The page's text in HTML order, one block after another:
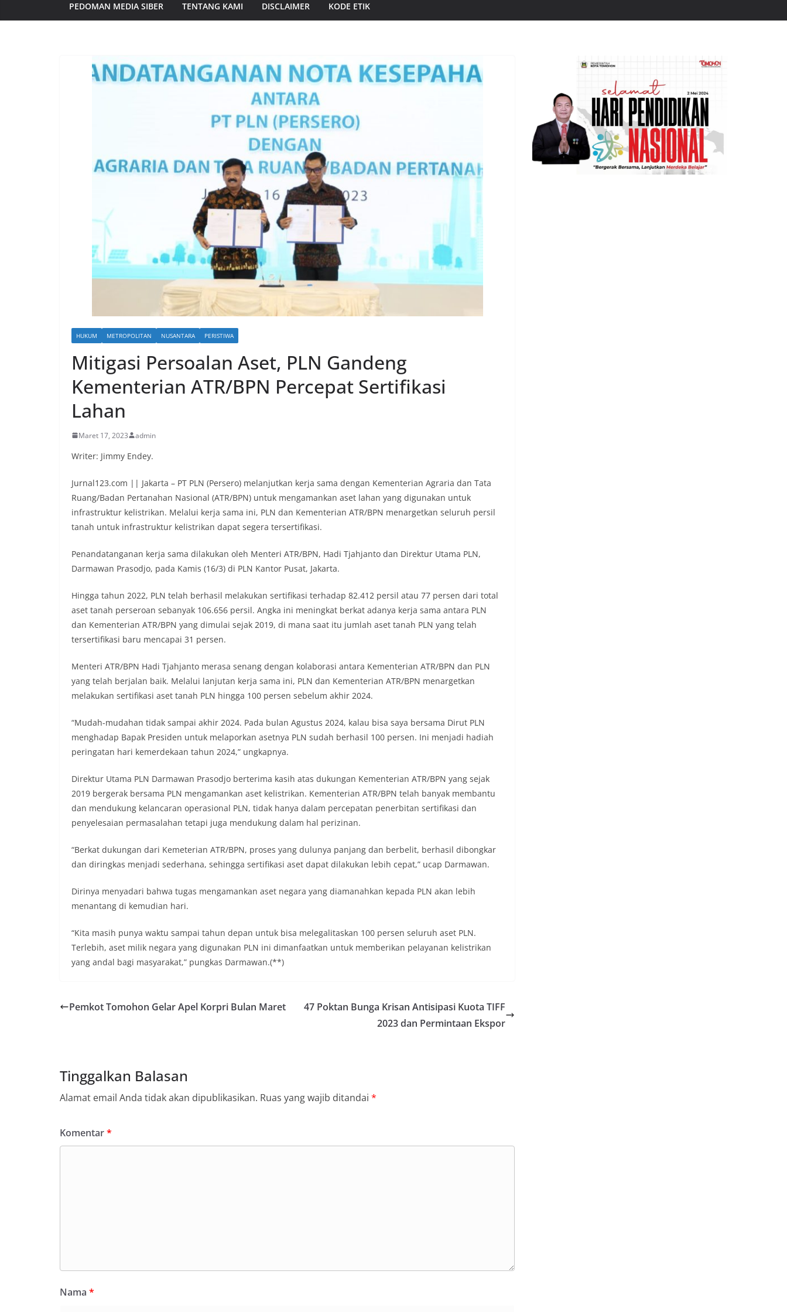
PEDOMAN MEDIA SIBER TENTANG KAMI DISCLAIMER KODE ETIK
HUKUM METROPOLITAN NUSANTARA PERISTIWA
Mitigasi Persoalan Aset, PLN Gandeng
Kementerian ATR/BPN Percepat Sertifikasi
Lahan
Maret 17, 2023 admin
Writer: Jimmy Endey.
Jurnal123.com || Jakarta – PT PLN (Persero) melanjutkan kerja sama dengan Kementerian Agraria dan Tata
Ruang/Badan Pertanahan Nasional (ATR/BPN) untuk mengamankan aset lahan yang digunakan untuk
infrastruktur kelistrikan. Melalui kerja sama ini, PLN dan Kementerian ATR/BPN menargetkan seluruh persil
tanah untuk infrastruktur kelistrikan dapat segera tersertifikasi.
Penandatanganan kerja sama dilakukan oleh Menteri ATR/BPN, Hadi Tjahjanto dan Direktur Utama PLN,
Darmawan Prasodjo, pada Kamis (16/3) di PLN Kantor Pusat, Jakarta.
Hingga tahun 2022, PLN telah berhasil melakukan sertifikasi terhadap 82.412 persil atau 77 persen dari total
aset tanah perseroan sebanyak 106.656 persil. Angka ini meningkat berkat adanya kerja sama antara PLN
dan Kementerian ATR/BPN yang dimulai sejak 2019, di mana saat itu jumlah aset tanah PLN yang telah
tersertifikasi baru mencapai 31 persen.
Menteri ATR/BPN Hadi Tjahjanto merasa senang dengan kolaborasi antara Kementerian ATR/BPN dan PLN
yang telah berjalan baik. Melalui lanjutan kerja sama ini, PLN dan Kementerian ATR/BPN menargetkan
melakukan sertifikasi aset tanah PLN hingga 100 persen sebelum akhir 2024.
“Mudah-mudahan tidak sampai akhir 2024. Pada bulan Agustus 2024, kalau bisa saya bersama Dirut PLN
menghadap Bapak Presiden untuk melaporkan asetnya PLN sudah berhasil 100 persen. Ini menjadi hadiah
peringatan hari kemerdekaan tahun 2024,” ungkapnya.
Direktur Utama PLN Darmawan Prasodjo berterima kasih atas dukungan Kementerian ATR/BPN yang sejak
2019 bergerak bersama PLN mengamankan aset kelistrikan. Kementerian ATR/BPN telah banyak membantu
dan mendukung kelancaran operasional PLN, tidak hanya dalam percepatan penerbitan sertifikasi dan
penyelesaian permasalahan tetapi juga mendukung dalam hal perizinan.
“Berkat dukungan dari Kemeterian ATR/BPN, proses yang dulunya panjang dan berbelit, berhasil dibongkar
dan diringkas menjadi sederhana, sehingga sertifikasi aset dapat dilakukan lebih cepat,” ucap Darmawan.
Dirinya menyadari bahwa tugas mengamankan aset negara yang diamanahkan kepada PLN akan lebih
menantang di kemudian hari.
“Kita masih punya waktu sampai tahun depan untuk bisa melegalitaskan 100 persen seluruh aset PLN.
Terlebih, aset milik negara yang digunakan PLN ini dimanfaatkan untuk memberikan pelayanan kelistrikan
yang andal bagi masyarakat,” pungkas Darmawan.(**)
Pemkot Tomohon Gelar Apel Korpri Bulan Maret
47 Poktan Bunga Krisan Antisipasi Kuota TIFF
2023 dan Permintaan Ekspor
Tinggalkan Balasan
Alamat email Anda tidak akan dipublikasikan. Ruas yang wajib ditandai *
Komentar*
Nama *